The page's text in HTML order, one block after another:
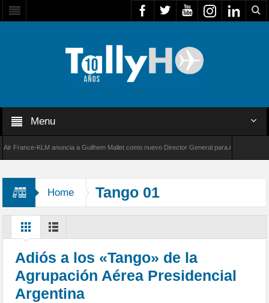
Menu
KLM anuncia a Guilhem Mallet como nuevo Director General para América Latina
Home Tango 01
Adiós a los «Tango» de la
Agrupación Aérea Presidencial
Argentina